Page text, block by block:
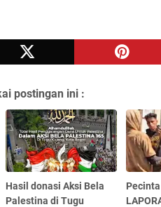
postingan ini :
Hasil donasi Aksi Bela
Palestina di Tugu